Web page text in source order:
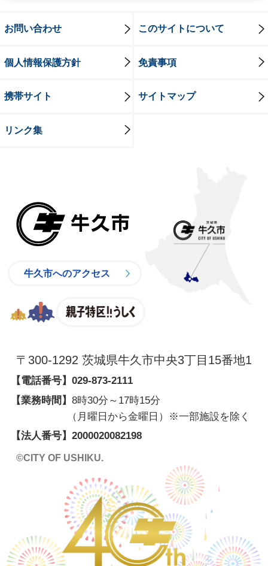
お問い合わせ このサイトについて
個人情報保護方針 免責事項
携帯サイト サイトマップ
リンク集
牛久市へのアクセス
〒300-1292 茨城県牛久市中央3丁目15番地1
【電話番号】 029-873-2111
【業務時間】 8時30分～17時15分
（月曜日から金曜日）※一部施設を除く
【法人番号】 2000020082198
©CITY OF USHIKU.